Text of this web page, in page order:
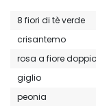
8 fiori di tè verde
crisantemo
rosa a fiore doppio
giglio
peonia